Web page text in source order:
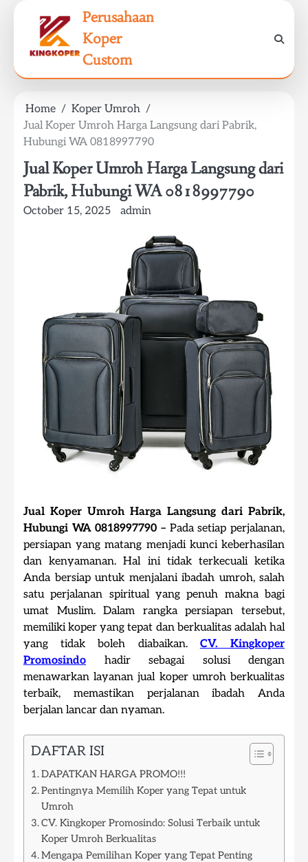
Perusahaan
Koper
Custom
Home
Koper Umroh
Jual Koper Umroh Harga Langsung dari Pabrik,
Hubungi WA 0818997790
Jual Koper Umroh Harga Langsung dari
Pabrik, Hubungi WA 0818997790
October 15, 2025 admin
Jual Koper Umroh Harga Langsung dari Pabrik,
Hubungi WA 0818997790 – Pada setiap perjalanan,
persiapan yang matang menjadi kunci keberhasilan
dan kenyamanan. Hal ini tidak terkecuali ketika
Anda bersiap untuk menjalani ibadah umroh, salah
satu perjalanan spiritual yang penuh makna bagi
umat Muslim. Dalam rangka persiapan tersebut,
memiliki koper yang tepat dan berkualitas adalah hal
yang tidak boleh diabaikan. CV. Kingkoper
Promosindo hadir sebagai solusi dengan
menawarkan layanan jual koper umroh berkualitas
terbaik, memastikan perjalanan ibadah Anda
berjalan lancar dan nyaman.
DAFTAR ISI
DAPATKAN HARGA PROMO!!!
Pentingnya Memilih Koper yang Tepat untuk
Umroh
CV. Kingkoper Promosindo: Solusi Terbaik untuk
Koper Umroh Berkualitas
Mengapa Pemilihan Koper yang Tepat Penting